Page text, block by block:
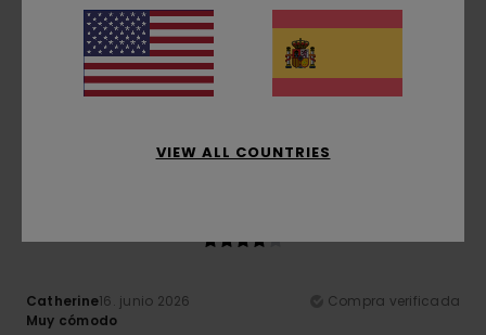
19. junio 2026
Compra verificada
Cómoda y elegante
Mostrar original - Français
Comodidad: 5/5 Relación calidad-precio
Catherine16. junio 2026
Compra verificada
Muy cómodo
VIEW ALL COUNTRIES